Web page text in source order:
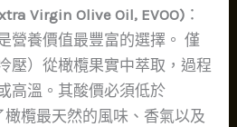
Virgin Olive Oil, EVOO) ：
營養價值最豐富的選擇。 僅
壓）從橄欖果實中萃取，過程
高溫。其酸價必須低於
橄欖最天然的風味、香氣以及